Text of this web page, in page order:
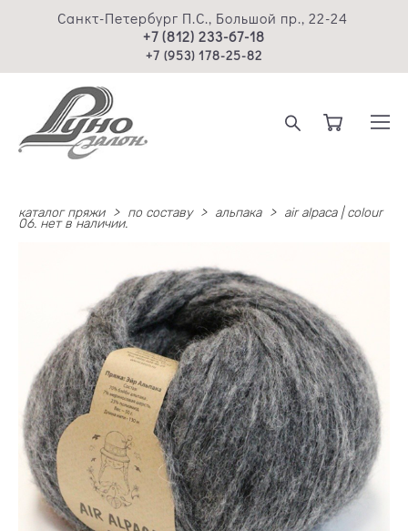
Санкт-Петербург П.С., Большой пр., 22-24
+7 (812) 233-67-18
+7 (953) 178-25-82
каталог пряжи > по составу > альпака >
air alpaca | colour
06. нет в наличии.